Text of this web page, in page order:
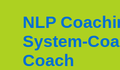
NLP
System-
Coach